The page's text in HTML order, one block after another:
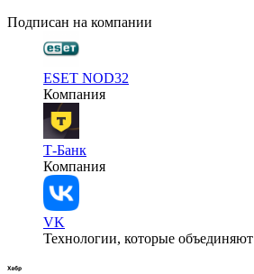
Подписан на компании
ESET NOD32
Компания
Т-Банк
Компания
VK
Технологии, которые объединяют